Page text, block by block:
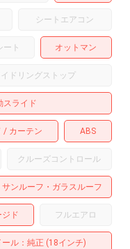
シートエアコン
ート オットマン
ドリングストップ
スライド
カーテン ABS
クルーズコントロール
サンルーフ・ガラスルーフ
ド フルエアロ
ール ：純正 (18インチ)